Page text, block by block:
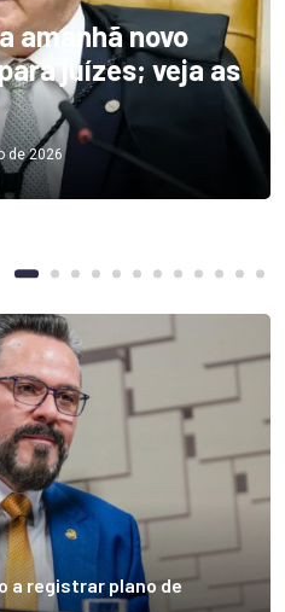
amanhã novo
juízes; veja as
de 2026
a registrar plano de